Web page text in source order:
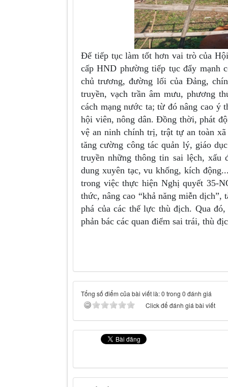
Để tiếp tục làm tốt hơn vai trò của
cấp HND phường tiếp tục đẩy mạnh
chủ trương, đường lối của Đảng,
truyền, vạch trần âm mưu, phương
cách mạng nước ta; từ đó nâng cao ý
hội viên, nông dân. Đồng thời, phát
vệ an ninh chính trị, trật tự an toàn
tăng cường công tác quản lý, giáo
truyền những thông tin sai lệch, xấu
dung xuyên tạc, vu khống, kích
trong việc thực hiện Nghị quyết 35-
thức, nâng cao “khả năng miễn dịch”,
phá của các thế lực thù địch. Qua
phản bác các quan điểm sai trái, thù
Tổng số điểm của bài viết là: 0 trong 0 đánh giá
Click để đánh giá bài viết